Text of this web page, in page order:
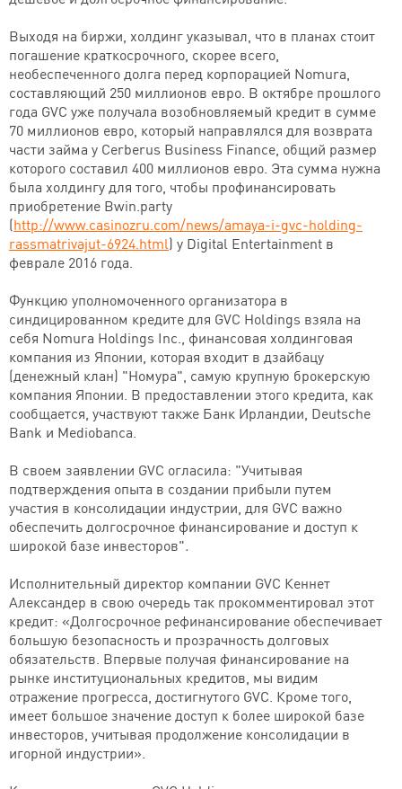
Выходя на биржи, холдинг указывал, что в планах стоит
погашение краткосрочного, скорее всего,
необеспеченного долга перед корпорацией Nomura,
составляющий 250 миллионов евро. В октябре прошлого
года GVC уже получала возобновляемый кредит в сумме
70 миллионов евро, который направлялся для возврата
части займа у Cerberus Business Finance, общий размер
которого составил 400 миллионов евро. Эта сумма нужна
была холдингу для того, чтобы профинансировать
приобретение Bwin.party
(http://www.casinozru.com/news/amaya-i-gvc-holding-
rassmatrivajut-6924.html) у Digital Entertainment в
феврале 2016 года.
Функцию уполномоченного организатора в
синдицированном кредите для GVC Holdings взяла на
себя Nomura Holdings Inc., финансовая холдинговая
компания из Японии, которая входит в дзайбацу
(денежный клан) "Номура", самую крупную брокерскую
компания Японии. В предоставлении этого кредита, как
сообщается, участвуют также Банк Ирландии, Deutsche
Bank и Mediobanca.
В своем заявлении GVC огласила: "Учитывая
подтверждения опыта в создании прибыли путем
участия в консолидации индустрии, для GVC важно
обеспечить долгосрочное финансирование и доступ к
широкой базе инвесторов".
Исполнительный директор компании GVC Кеннет
Александер в свою очередь так прокомментировал этот
кредит: «Долгосрочное рефинансирование обеспечивает
большую безопасность и прозрачность долговых
обязательств. Впервые получая финансирование на
рынке институциональных кредитов, мы видим
отражение прогресса, достигнутого GVC. Кроме того,
имеет большое значение доступ к более широкой базе
инвесторов, учитывая продолжение консолидации в
игорной индустрии».